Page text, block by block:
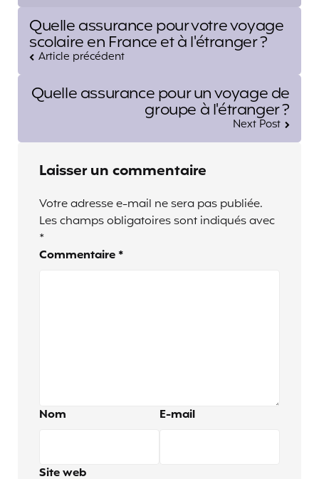
Post
navigation
Quelle assurance pour votre voyage
scolaire en France et à l'étranger ?
Article précédent
Quelle assurance pour un voyage de
groupe à l'étranger ?
Next Post
Laisser un commentaire
Votre adresse e-mail ne sera pas publiée.
Les champs obligatoires sont indiqués avec
*
Commentaire *
Nom E-mail
Site web